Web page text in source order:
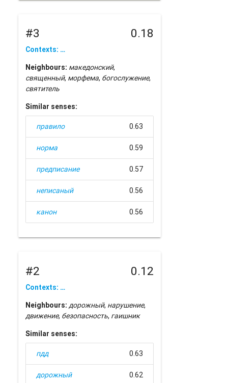
#3 0.18
Contexts: …
Neighbours: македонский,
священный, морфема, богослужение,
святитель
Similar senses:
правило 0.63
норма 0.59
предписание 0.57
неписаный 0.56
канон 0.56
#2 0.12
Contexts: …
Neighbours: дорожный, нарушение,
движение, безопасность, гаишник
Similar senses:
пдд 0.63
дорожный 0.62